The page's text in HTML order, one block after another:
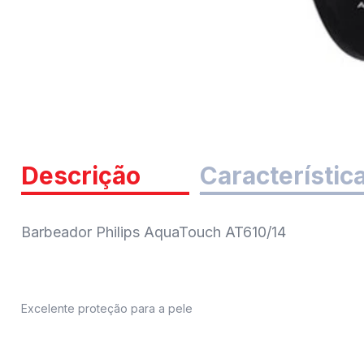
Descrição
Barbeador Philips AquaTouch AT610/14
Excelente proteção para a pele